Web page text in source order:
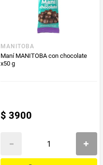
MANITOBA
Maní MANITOBA con chocolate
x50 g
$ 3900